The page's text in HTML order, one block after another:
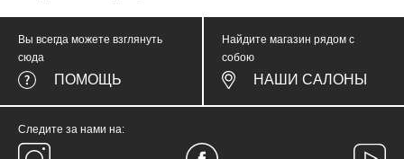
Вы всегда можете взглянуть
сюда
ПОМОЩЬ
Найдите магазин рядом с
собою
НАШИ САЛОНЫ
Следите за нами на: